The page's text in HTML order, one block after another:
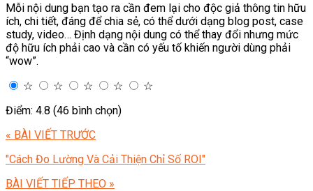
Mỗi nội dung bạn tạo ra cần đem lại cho độc giả thông tin hữu
ích, chi tiết, đáng để chia sẻ, có thể dưới dạng blog post, case
study, video… Định dạng nội dung có thể thay đổi nhưng mức
độ hữu ích phải cao và cần có yếu tố khiến người dùng phải
“wow”.
☆
☆ ☆ ☆
☆
Điểm: 4.8 (46 bình chọn)
« BÀI VIẾT TRƯỚC
"Cách Đo Lường Và Cải Thiện Chỉ Số ROI"
BÀI VIẾT TIẾP THEO »